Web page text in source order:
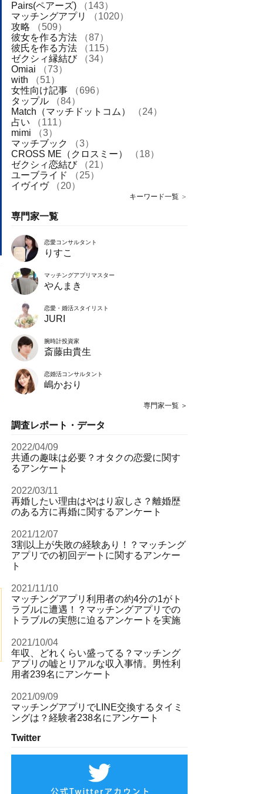
Pairs(ペアーズ)
（143）
マッチングアプリ
（1020）
攻略
（509）
彼女を作る方法
（87）
彼氏を作る方法
（115）
ゼクシィ縁結び
（34）
Omiai
（73）
with
（51）
女性向け記事
（696）
タップル
（84）
Match（マッチドットコム）
（24）
占い
（111）
mimi
（3）
マッチブック
（3）
CROSS ME（クロスミー）
（18）
ゼクシィ恋結び
（21）
ユーブライド
（25）
イヴイヴ
（20）
キーワード一覧 ＞
専門家一覧
恋愛コンサルタント
りすこ
マッチングアプリマスター
やんまき
恋愛・婚活スタイリスト
JURI
腕時計投資家
斎藤由貴生
恋婚活コンサルタント
嶋かおり
専門家一覧 ＞
調査レポート・データ
2022/04/09
共通の趣味は必要？オタクの恋愛に関す
るアンケート
2022/03/11
再婚したい理由はやはり寂しさ？離婚歴
のある方に再婚に関するアンケート
2021/12/07
3割以上が失敗の経験あり！？マッチング
アプリでの初回デートに関するアンケー
ト
2021/11/10
マッチングアプリ利用者の約4分の1がト
ラブルに遭遇！？マッチングアプリでの
トラブルの実態に迫るアンケートを実施
2021/10/04
年収、どれくらい盛ってる？マッチング
アプリの嘘とリアルな収入事情。男性利
用者239名にアンケート
2021/09/09
マッチングアプリでLINE交換するタイミ
ングは？経験者238名にアンケート
Twitter